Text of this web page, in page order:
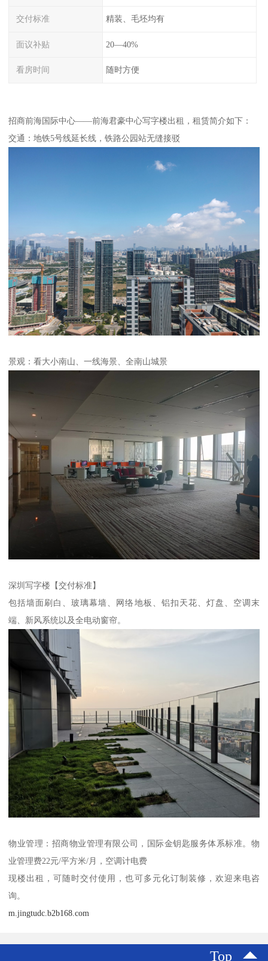
交付标准 精装、毛坯均有
面议补贴 20—40%
看房时间 随时方便
招商前海国际中心——前海君豪中心写字楼出租，租赁简介如下：
交通：地铁5号线延长线，铁路公园站无缝接驳
景观：看大小南山、一线海景、全南山城景
深圳写字楼【交付标准】
包括墙面刷白、玻璃幕墙、网络地板、铝扣天花、灯盘、空调末
端、新风系统以及全电动窗帘。
物业管理：招商物业管理有限公司，国际金钥匙服务体系标准。物
业管理费22元/平方米/月，空调计电费
现楼出租，可随时交付使用，也可多元化订制装修，欢迎来电咨
询。
m.jingtudc.b2b168.com
Top